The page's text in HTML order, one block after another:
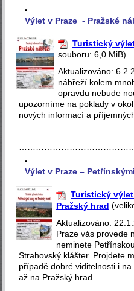
Výlet v Praze - Pražské
Turistický
souboru: 6,0 MiB)
Aktualizováno:
nábřeží kolem
opravdu nebude
upozorníme na poklady v
nových informací a
Výlet v Praze –
Turistický
Pražský hrad
Aktualizováno:
Praze vás provede
neminete
Strahovský klášter. Projdete
případě dobré viditelnosti i
až na Pražský hrad.